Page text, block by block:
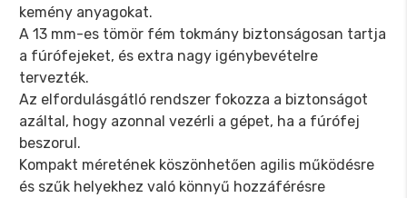
kemény anyagokat.
A 13 mm-es tömör fém tokmány biztonságosan tartja
a fúrófejeket, és extra nagy igénybevételre
tervezték.
Az elfordulásgátló rendszer fokozza a biztonságot
azáltal, hogy azonnal vezérli a gépet, ha a fúrófej
beszorul.
Kompakt méretének köszönhetően agilis működésre
és szűk helyekhez való könnyű hozzáférésre